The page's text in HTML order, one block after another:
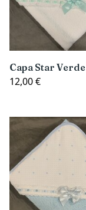
Capa Star Verde
12,00 €